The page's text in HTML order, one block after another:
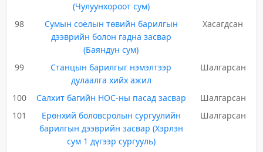
(Чулуунхороот сум)
98
Сумын соёлын төвийн барилгын
дээврийн болон гадна засвар
(Баяндун сум)
Хасагдсан
99
Станцын барилгыг нэмэлтээр
дулаалга хийх ажил
Шалгарсан
100 Салхит багийн НОС-ны пасад засвар
Шалгарсан
101
Ерөнхий боловсролын сургуулийн
барилгын дээврийн засвар (Хэрлэн
сум 1 дүгээр сургууль)
Шалгарсан